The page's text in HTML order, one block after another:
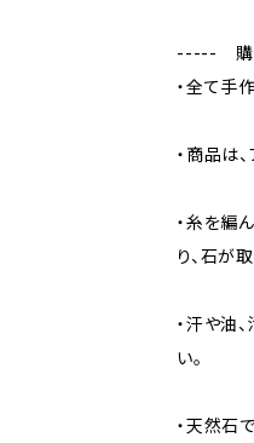
----- 購
・全て手
・商品は
・糸を編
り、石が
・汗や油
い。
・天然石